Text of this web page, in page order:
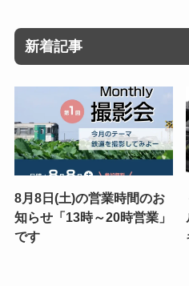
新着記事
8月8日(土)の営業時間のお
知らせ「13時～20時営業」
です